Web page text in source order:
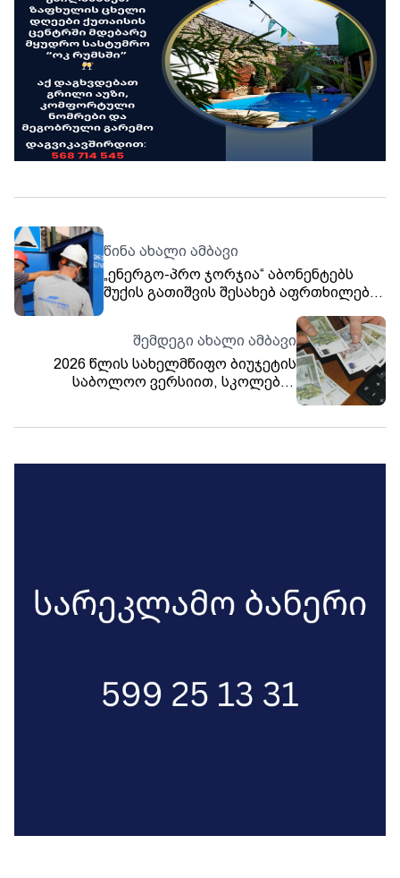
წინა ახალი ამბავი
„ენერგო-პრო ჯორჯია“ აბონენტებს
შუქის გათიშვის შესახებ აფრთხილებს.
მიწოდება თბილისში შეეზღუდება - 29
ნოემბერს 15:00-დან 18:00 საათამდე,
30 ნოემბერს 12:00-დან 17:00 საათამდე
და 1 დეკემბერს 12:00-დან 14:00
შემდეგი ახალი ამბავი
2026 წლის სახელმწიფო ბიუჯეტის
საბოლოო ვერსიით, სკოლების
განსაზღვრულ თანხას 89,6 მლნ
ლარით აღემატება.